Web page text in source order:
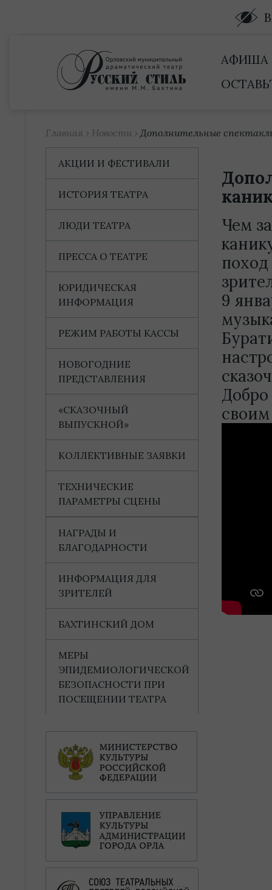
АФИША
Главная › Новости › Дополнительные
Чем
9
АКЦИИ И ФЕСТИВАЛИ
ИСТОРИЯ ТЕАТРА
ЛЮДИ ТЕАТРА
ПРЕССА О ТЕАТРЕ
ЮРИДИЧЕСКАЯ
ИНФОРМАЦИЯ
РЕЖИМ РАБОТЫ КАССЫ
НОВОГОДНИЕ
ПРЕДСТАВЛЕНИЯ
«СКАЗОЧНЫЙ
ВЫПУСКНОЙ»
КОЛЛЕКТИВНЫЕ ЗАЯВКИ
ТЕХНИЧЕСКИЕ
ПАРАМЕТРЫ СЦЕНЫ
НАГРАДЫ И
БЛАГОДАРНОСТИ
ИНФОРМАЦИЯ ДЛЯ
ЗРИТЕЛЕЙ
БАХТИНСКИЙ ДОМ
МЕРЫ
ЭПИДЕМИОЛОГИЧЕСКОЙ
БЕЗОПАСНОСТИ ПРИ
ПОСЕЩЕНИИ ТЕАТРА